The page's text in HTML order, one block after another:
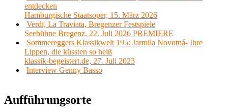
entdecken
Hamburgische Staatsoper, 15. März 2026
Verdi, La Traviata, Bregenzer Festspiele
Seebühne Bregenz, 22. Juli 2026 PREMIERE
Sommereggers Klassikwelt 195: Jarmila Novotná- Ihre
Lippen, die küssten so heiß
klassik-begeistert.de, 27. Juli 2023
Interview Genny Basso
Aufführungsorte